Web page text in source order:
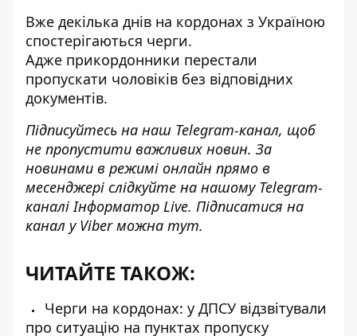
Вже декілька днів на кордонах з Україною
спостерігаються черги.
Адже прикордонники перестали
пропускати чоловіків без відповідних
документів.
Підписуйтесь на наш Telegram-канал, щоб
не пропустити важливих новин. За
новинами в режимі онлайн прямо в
месенджері слідкуйте на нашому Telegram-
каналіІнформатор Live. Підписатися на
канал у Viber можна тут.
ЧИТАЙТЕ ТАКОЖ:
Черги на кордонах: у ДПСУ відзвітували
про ситуацію на пунктах пропуску